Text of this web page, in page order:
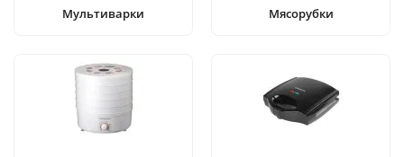
Мультиварки Мясорубки